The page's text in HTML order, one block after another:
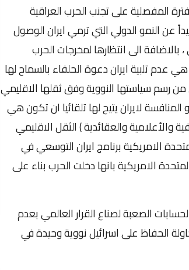
المفصلية على تجنب الحرب العراقية
بعيداً عن النمو الدولي التي ترمي ايران الوصول
الى انتظارها لمخرجات الحرب
للمخرجات هي عدم تلبية ايران دعوة الحلفاء بالسماح لها
من رسم سياستها النووية وفق ثقلها الاقليمي
لايران يتيح لها تلقائيا ان تكون هي
والأعلامية والعقائدية ) الثقل الاقليمي
2003 فخدمت الولايات المتحدة الامريكية برنامج ايران التوسعي في
الامريكية بانها دخلت الحرب بناء على
الصعبة لصناع القرار العالمي بعدم
الحفاظ على اسرائيل نووية وحيدة في